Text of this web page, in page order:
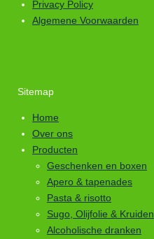
Privacy Policy
Algemene Voorwaarden
Sitemap
Home
Over ons
Producten
Geschenken en boxen
Apero & tapenades
Pasta & risotto
Sugo, Olijfolie & Kruiden
Alcoholische dranken